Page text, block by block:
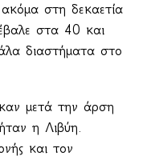
στη δεκαετία
στα 40 και
διαστήματα στο
μετά την άρση
η Λιβύη.
και τον